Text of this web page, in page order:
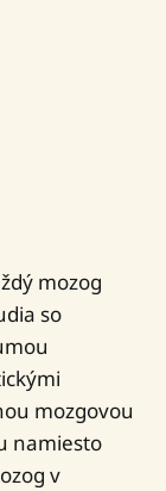
mozog
so
mozgovou
namiesto
v